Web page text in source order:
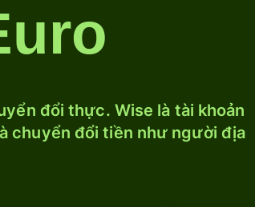
đổi thực. Wise là tài khoản
chuyển đổi tiền như người địa